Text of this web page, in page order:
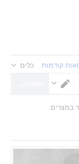
קודמות כלים
במצרים.